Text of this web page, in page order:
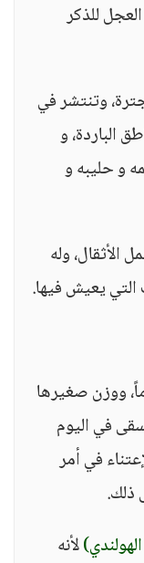
للذكر
وتنتشر في
الباردة، و
و حليبه و
الأثقال، وله
يعيش فيها.
ووزن صغيرها
أن يسقى في اليوم
في أمر
ذلك.
لأنه